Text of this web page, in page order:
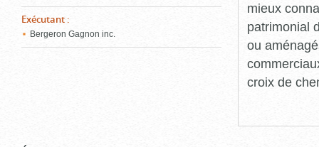
Exécutant :
Bergeron Gagnon inc.
mieux
patrimonial
ou
croix de